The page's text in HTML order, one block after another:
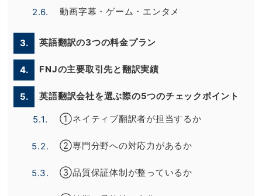
2.6. 動画字幕・ゲーム・エンタメ
3. 英語翻訳の3つの料金プラン
4. FNJの主要取引先と翻訳実績
5. 英語翻訳会社を選ぶ際の5つのチェックポイント
5.1. ①ネイティブ翻訳者が担当するか
5.2. ②専門分野への対応力があるか
5.3. ③品質保証体制が整っているか